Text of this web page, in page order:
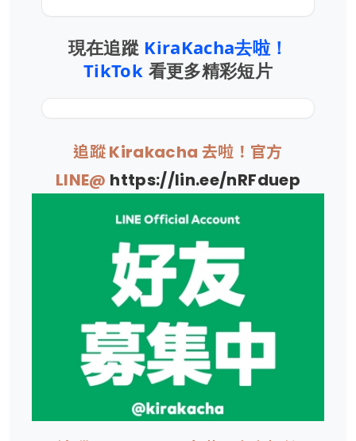
現在追蹤 KiraKacha去啦！
TikTok 看更多精彩短片
追蹤 Kirakacha 去啦！官方
LINE@ https://lin.ee/nRFduep